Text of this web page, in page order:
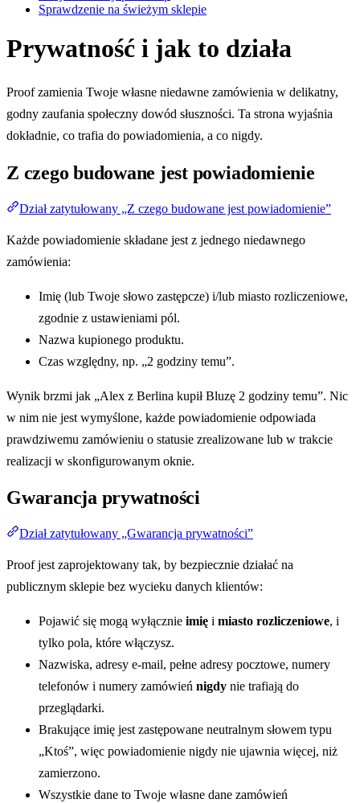
Sprawdzenie na świeżym sklepie
Prywatność i jak to działa
Proof zamienia Twoje własne niedawne zamówienia w delikatny,
godny zaufania społeczny dowód słuszności. Ta strona wyjaśnia
dokładnie, co trafia do powiadomienia, a co nigdy.
Z czego budowane jest powiadomienie
Dział zatytułowany „Z czego budowane jest powiadomienie”
Każde powiadomienie składane jest z jednego niedawnego
zamówienia:
Imię (lub Twoje słowo zastępcze) i/lub miasto rozliczeniowe,
zgodnie z ustawieniami pól.
Nazwa kupionego produktu.
Czas względny, np. „2 godziny temu”.
Wynik brzmi jak „Alex z Berlina kupił Bluzę 2 godziny temu”. Nic
w nim nie jest wymyślone, każde powiadomienie odpowiada
prawdziwemu zamówieniu o statusie zrealizowane lub w trakcie
realizacji w skonfigurowanym oknie.
Gwarancja prywatności
Dział zatytułowany „Gwarancja prywatności”
Proof jest zaprojektowany tak, by bezpiecznie działać na
publicznym sklepie bez wycieku danych klientów:
Pojawić się mogą wyłącznie imię i miasto rozliczeniowe, i
tylko pola, które włączysz.
Nazwiska, adresy e-mail, pełne adresy pocztowe, numery
telefonów i numery zamówień nigdy nie trafiają do
przeglądarki.
Brakujące imię jest zastępowane neutralnym słowem typu
„Ktoś”, więc powiadomienie nigdy nie ujawnia więcej, niż
zamierzono.
Wszystkie dane to Twoje własne dane zamówień